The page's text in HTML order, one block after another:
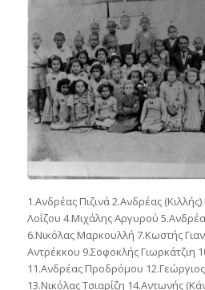
1.Ανδρέας Πιζινά 2.Ανδρέας
Λοΐζου 4.Μιχάλης Αργυρού
6.Νικόλας Μαρκουλλή 7.Κωστής
Αντρέκκου 9.Σοφοκλής Γιωρκάτζιη
11.Ανδρέας Προδρόμου
13.Νικόλας Τσιαρίζη 14.Αντωνής